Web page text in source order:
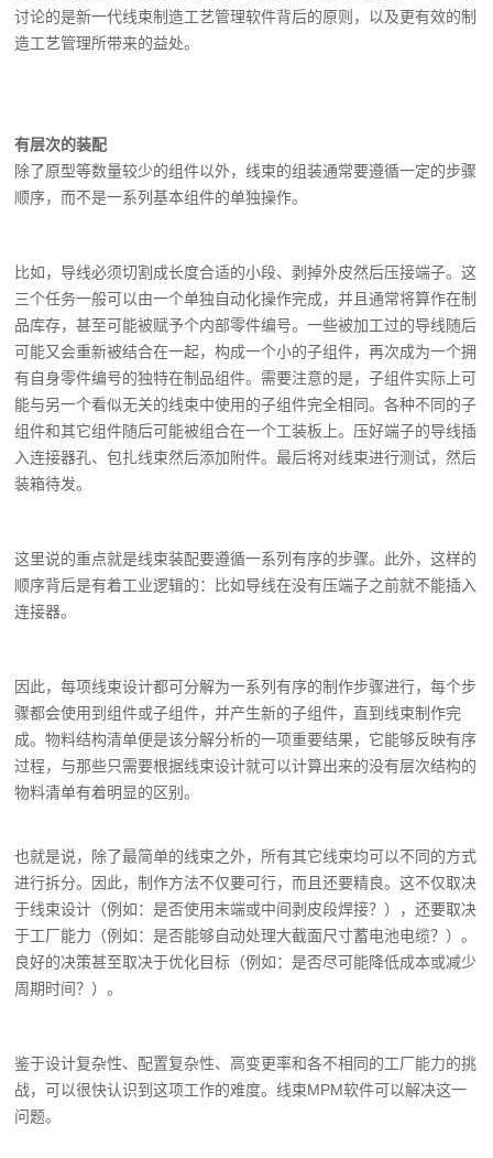
讨论的是新一代线束制造工艺管理软件背后的原则，以及更有效的制
造工艺管理所带来的益处。
有层次的装配
除了原型等数量较少的组件以外，线束的组装通常要遵循一定的步骤
顺序，而不是一系列基本组件的单独操作。
比如，导线必须切割成长度合适的小段、剥掉外皮然后压接端子。这
三个任务一般可以由一个单独自动化操作完成，并且通常将算作在制
品库存，甚至可能被赋予个内部零件编号。一些被加工过的导线随后
可能又会重新被结合在一起，构成一个小的子组件，再次成为一个拥
有自身零件编号的独特在制品组件。需要注意的是，子组件实际上可
能与另一个看似无关的线束中使用的子组件完全相同。各种不同的子
组件和其它组件随后可能被组合在一个工装板上。压好端子的导线插
入连接器孔、包扎线束然后添加附件。最后将对线束进行测试，然后
装箱待发。
这里说的重点就是线束装配要遵循一系列有序的步骤。此外，这样的
顺序背后是有着工业逻辑的：比如导线在没有压端子之前就不能插入
连接器。
因此，每项线束设计都可分解为一系列有序的制作步骤进行，每个步
骤都会使用到组件或子组件，并产生新的子组件，直到线束制作完
成。物料结构清单便是该分解分析的一项重要结果，它能够反映有序
过程，与那些只需要根据线束设计就可以计算出来的没有层次结构的
物料清单有着明显的区别。
也就是说，除了最简单的线束之外，所有其它线束均可以不同的方式
进行拆分。因此，制作方法不仅要可行，而且还要精良。这不仅取决
于线束设计（例如：是否使用末端或中间剥皮段焊接？），还要取决
于工厂能力（例如：是否能够自动处理大截面尺寸蓄电池电缆？）。
良好的决策甚至取决于优化目标（例如：是否尽可能降低成本或减少
周期时间？）。
鉴于设计复杂性、配置复杂性、高变更率和各不相同的工厂能力的挑
战，可以很快认识到这项工作的难度。线束MPM软件可以解决这一
问题。